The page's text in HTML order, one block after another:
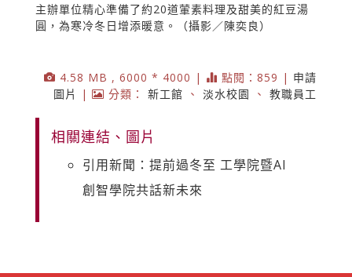
主辦單位精心準備了約20道葷素料理及甜美的紅豆湯
圓，為寒冷冬日增添暖意。（攝影／陳奕良）
4.58 MB , 6000 * 4000 | 點閱：859 | 申請
圖片
| 分類： 新工館 、 淡水校園 、 教職員工
相關連結、圖片
引用新聞：提前過冬至 工學院暨AI
創智學院共話新未來